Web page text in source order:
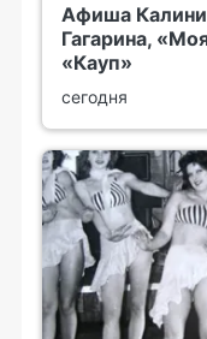
Афиша
Гагарина,
«Кауп»
сегодня